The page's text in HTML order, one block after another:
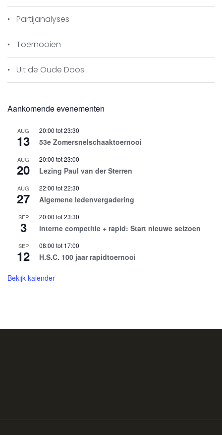
Partijanalyses
Toernooien
Uit de Oude Doos
Aankomende evenementen
AUG
13
20:00 tot23:30
53e Zomersnelschaaktoernooi
AUG
20
20:00 tot23:00
Lezing Paul van der Sterren
AUG
27
22:00 tot22:30
Algemene ledenvergadering
SEP
3
20:00 tot23:30
interne competitie + rapid: Start nieuwe seizoen
SEP
12
08:00 tot 17:00
H.S.C. 100 jaar rapidtoernooi
Bekijk kalender